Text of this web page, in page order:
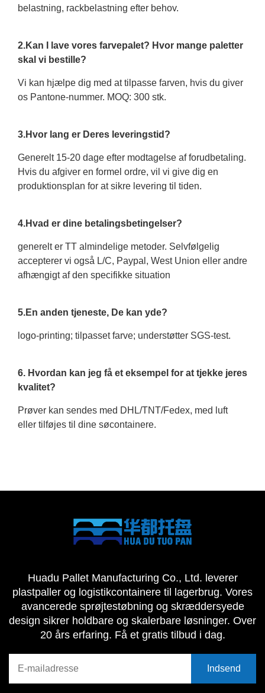
belastning, rackbelastning efter behov.
2.Kan I lave vores farvepalet? Hvor mange paletter
skal vi bestille?
Vi kan hjælpe dig med at tilpasse farven, hvis du giver
os Pantone-nummer. MOQ: 300 stk.
3.Hvor lang er Deres leveringstid?
Generelt 15-20 dage efter modtagelse af forudbetaling.
Hvis du afgiver en formel ordre, vil vi give dig en
produktionsplan for at sikre levering til tiden.
4.Hvad er dine betalingsbetingelser?
generelt er TT almindelige metoder. Selvfølgelig
accepterer vi også L/C, Paypal, West Union eller andre
afhængigt af den specifikke situation
5.En anden tjeneste, De kan yde?
logo-printing; tilpasset farve; understøtter SGS-test.
6. Hvordan kan jeg få et eksempel for at tjekke jeres
kvalitet?
Prøver kan sendes med DHL/TNT/Fedex, med luft
eller tilføjes til dine søcontainere.
Huadu Pallet Manufacturing Co., Ltd. leverer
plastpaller og logistikcontainere til lagerbrug. Vores
avancerede sprøjtestøbning og skræddersyede
design sikrer holdbare og skalerbare løsninger. Over
20 års erfaring. Få et gratis tilbud i dag.